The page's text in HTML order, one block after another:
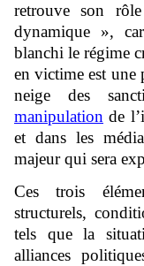
retrouve son
dynamique »,
blanchi le régime
en victime est une
neige des
manipulation de
et dans les
majeur qui sera
Ces trois
structurels,
tels que la
alliances